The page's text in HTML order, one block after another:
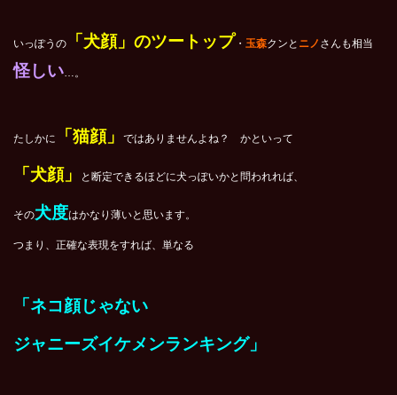
いっぽうの 「犬顔」のツートップ ・ 玉森クンと ニノ さんも相当
怪しい…。
たしかに 「猫顔」 ではありませんよね？ かといって
「犬顔」 と断定できるほどに犬っぽいかと問われれば、
その犬度はかなり薄いと思います。
つまり、正確な表現をすれば、単なる
「ネコ顔じゃない
ジャニーズイケメンランキング」